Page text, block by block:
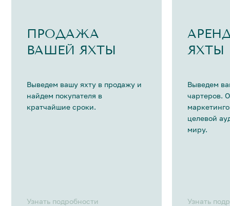
ПРОДАЖА
ВАШЕЙ ЯХТЫ
Выведем вашу яхту в продажу и
найдем покупателя в
кратчайшие сроки.
Узнать подробности
ЯХТЫ
Выведем
чартеров.
целевой
миру.
Узнать